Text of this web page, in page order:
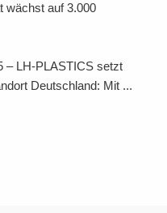
wächst auf 3.000
– LH-PLASTICS setzt
Deutschland: Mit ...